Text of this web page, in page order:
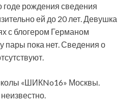
годе рождения сведения
ей до 20 лет. Девушка
с блогером Германом
пары пока нет. Сведения о
«ШИКNo16» Москвы.